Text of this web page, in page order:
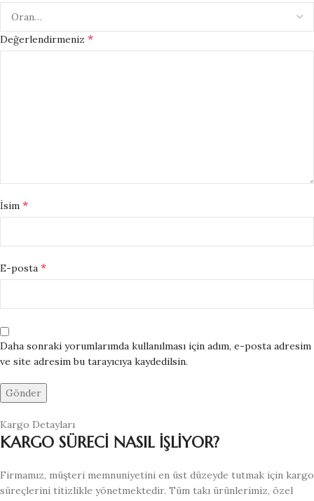
Değerlendirmeniz *
İsim *
E-posta *
Daha sonraki yorumlarımda kullanılması için adım, e-posta adresim
ve site adresim bu tarayıcıya kaydedilsin.
Kargo Detayları
KARGO SÜRECİ NASIL İŞLİYOR?
Firmamız, müşteri memnuniyetini en üst düzeyde tutmak için kargo
süreçlerini titizlikle yönetmektedir. Tüm takı ürünlerimiz, özel